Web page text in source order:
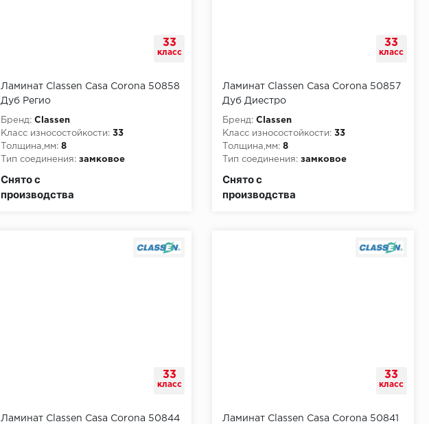
33
класс
Ламинат Classen Casa Corona 50858
Дуб Регио
Бренд: Classen
Класс износостойкости: 33
Толщина,мм: 8
Тип соединения: замковое
Снято с
производства
33
класс
Ламинат Classen Casa Corona 50857
Дуб Диестро
Бренд: Classen
Класс износостойкости: 33
Толщина,мм: 8
Тип соединения: замковое
Снято с
производства
33
класс
Ламинат Classen Casa Corona 50844
33
класс
Ламинат Classen Casa Corona 50841